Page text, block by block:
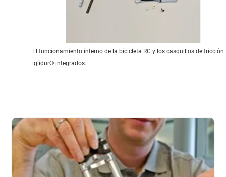
El funcionamiento interno de la bicicleta RC y los casquillos de fricción
iglidur® integrados.